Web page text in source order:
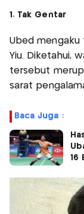
1. Tak Gentar
Ubed mengaku
Yiu. Diketahui,
tersebut
sarat
Baca Juga :
16